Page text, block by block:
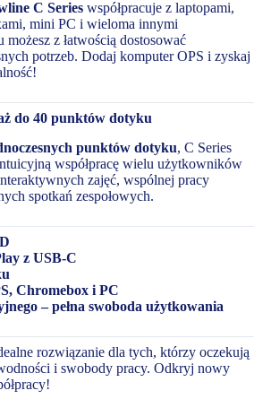
C Series współpracuje z laptopami,
mini PC i wieloma innymi
z łatwością dostosować
potrzeb. Dodaj komputer OPS i zyskaj
do 40 punktów dotyku
punktów dotyku, C Series
współpracę wielu użytkowników
zajęć, wspólnej pracy
spotkań zespołowych.
z USB-C
Chromebox i PC
– pełna swoboda użytkowania
rozwiązanie dla tych, którzy oczekują
i swobody pracy. Odkryj nowy